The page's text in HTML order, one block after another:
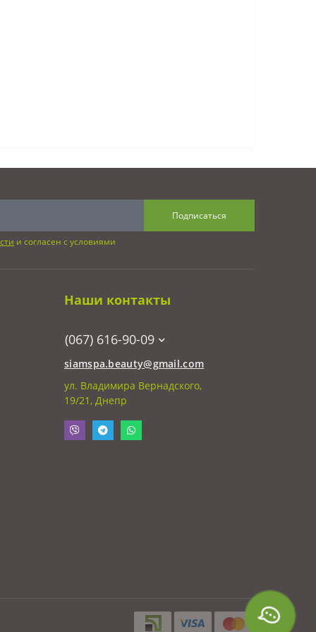
Подписаться
и согласен с условиями
Наши контакты
(067) 616-90-09
siamspa.beauty@gmail.com
ул. Владимира Вернадского,
19/21, Днепр